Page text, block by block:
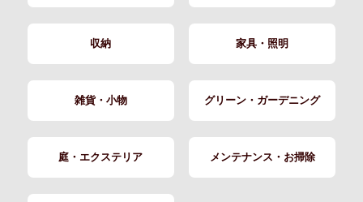
収納 家具・照明
雑貨・小物 グリーン・ガーデニング
庭・エクステリア メンテナンス・お掃除